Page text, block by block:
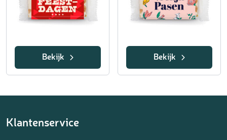
Bekijk Bekijk
Klantenservice